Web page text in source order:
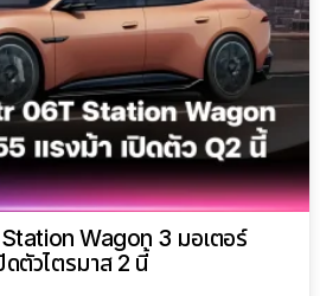
Wagon 3 มอเตอร์
ดตัวไตรมาส 2 นี้